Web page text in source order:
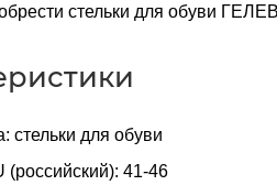
стельки для обуви
стельки для обуви
(российский): 41-46